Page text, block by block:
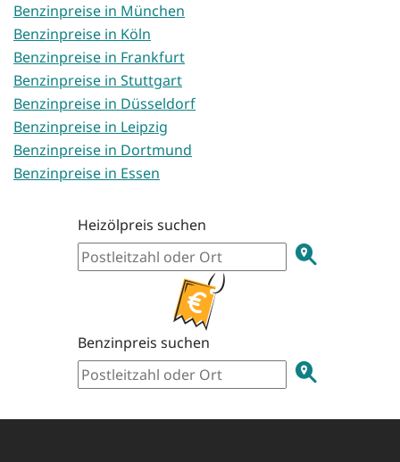
Benzinpreise in München
Benzinpreise in Köln
Benzinpreise in Frankfurt
Benzinpreise in Stuttgart
Benzinpreise in Düsseldorf
Benzinpreise in Leipzig
Benzinpreise in Dortmund
Benzinpreise in Essen
Heizölpreis suchen
Benzinpreis suchen